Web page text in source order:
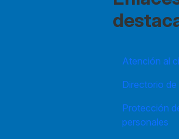
Atención al
Directorio
Protección
personales